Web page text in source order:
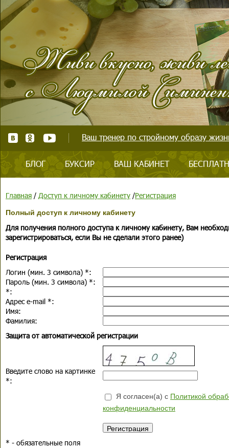
Ваш тренер по стройному образу
БЛОГ БУКСИР ВАШ КАБИНЕТ
Главная / Доступ к личному кабинету /Регистрация
Полный доступ к личному кабинету
Для получения полного доступа к личному кабинету, Вам
зарегистрироваться, если Вы не сделали этого ранее)
Регистрация
Логин (мин. 3 символа) *:
Пароль (мин. 3 символа) *:
*:
Адрес e-mail *:
Имя:
Фамилия:
Защита от автоматической регистрации
Введите слово на картинке
*:
Я согласен(а) с Политикой
конфиденциальности
* - обязательные поля